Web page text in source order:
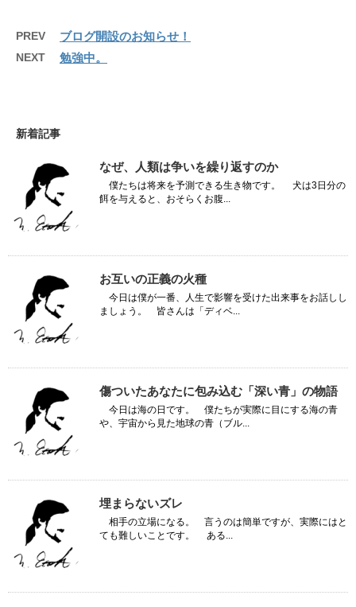
PREV ブログ開設のお知らせ！
NEXT 勉強中。
新着記事
なぜ、人類は争いを繰り返すのか
僕たちは将来を予測できる生き物です。 犬は3日分の
餌を与えると、おそらくお腹...
お互いの正義の火種
今日は僕が一番、人生で影響を受けた出来事をお話しし
ましょう。 皆さんは「ディベ...
傷ついたあなたに包み込む「深い青」の物語
今日は海の日です。 僕たちが実際に目にする海の青
や、宇宙から見た地球の青（ブル...
埋まらないズレ
相手の立場になる。 言うのは簡単ですが、実際にはと
ても難しいことです。 ある...